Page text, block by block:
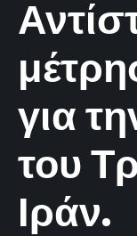
για
του
Ιράν.